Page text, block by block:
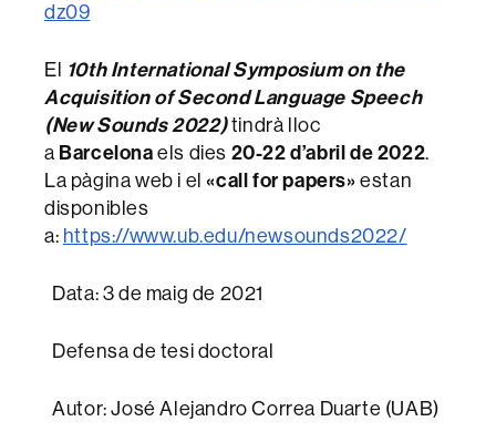
dz09
El 10th International Symposium on the
Acquisition of Second Language Speech
(New Sounds 2022)tindrà lloc
a Barcelonaels dies 20-22 d’abril de 2022.
La pàgina web i el «call for papers» estan
disponibles
a: https://www.ub.edu/newsounds2022/
Data: 3 de maig de 2021
Defensa de tesi doctoral
Autor: José Alejandro Correa Duarte (UAB)